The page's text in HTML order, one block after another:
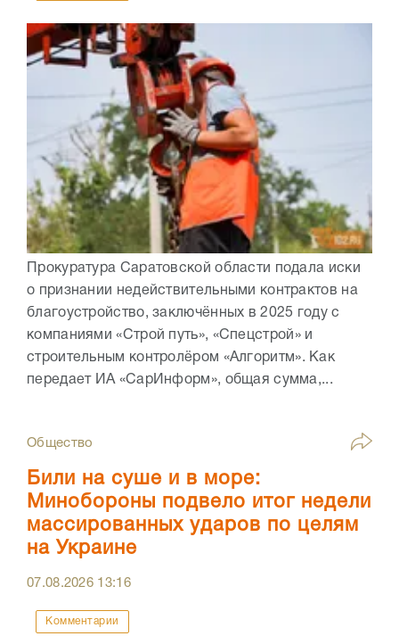
Прокуратура Саратовской области подала иски
о признании недействительными контрактов на
благоустройство, заключённых в 2025 году с
компаниями «Строй путь», «Спецстрой» и
строительным контролёром «Алгоритм». Как
передает ИА «СарИнформ», общая сумма,...
Общество
Били на суше и в море:
Минобороны подвело итог недели
массированных ударов по целям
на Украине
07.08.2026 13:16
Комментарии